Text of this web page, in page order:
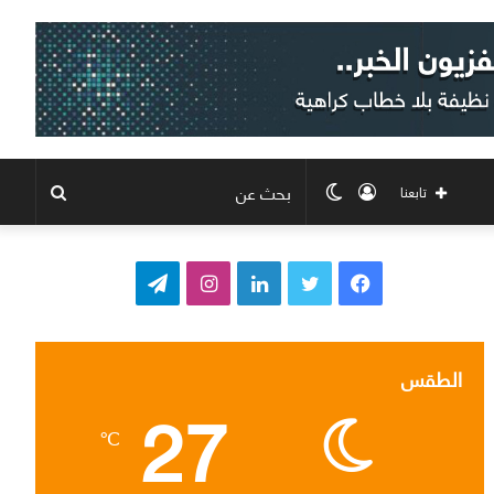
الوضع
المظلم
تسجيل
الدخول
تابعنا
ف
ب
و
ت
ق
ت
ر
الطقس 27
℃